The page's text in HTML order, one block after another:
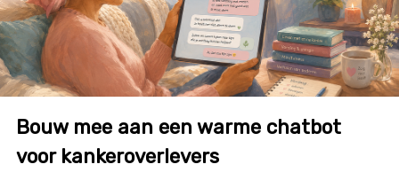
technologieacceptatie. Deze nieuwe oproep zal
initiatieven stimuleren waarin burgers niet alleen
geïnformeerd worden, maar ook daadwerkelijk
mee vorm geven aan onderzoek, ontwikkeling en
dinsdag 7 juli, in deze infosessie overlopen we alle
details en krijg je de kans om je vragen te stellen.
Bouw mee aan een warme chatbot
voor kankeroverlevers